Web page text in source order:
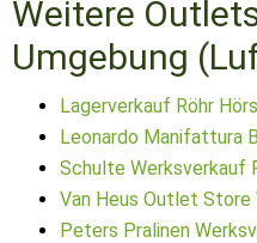
Weitere
Umgebung
Lagerverkauf Röhr
Leonardo Manifattura
Schulte Werksverkauf
Van Heus Outlet Store
Peters Pralinen